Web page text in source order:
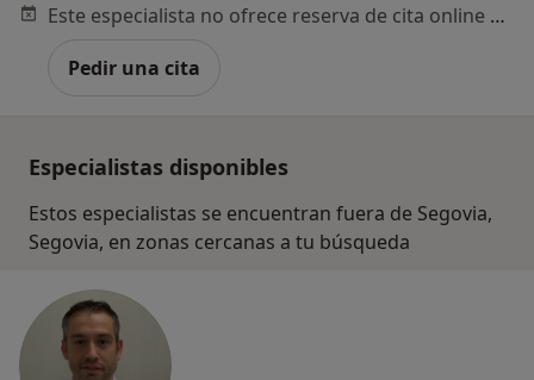
Este especialista no ofrece reserva de cita online en esta dirección.
Pedir una cita
Especialistas disponibles
Estos especialistas se encuentran fuera de Segovia,
Segovia, en zonas cercanas a tu búsqueda